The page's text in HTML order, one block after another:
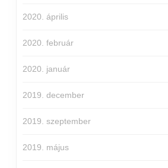
2020. április
2020. február
2020. január
2019. december
2019. szeptember
2019. május